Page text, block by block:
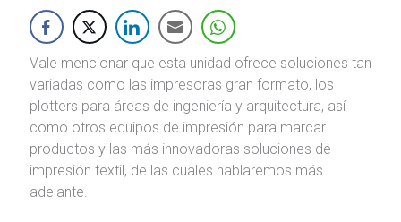
Vale mencionar que esta unidad ofrece soluciones tan
variadas como las impresoras gran formato, los
plotters para áreas de ingeniería y arquitectura, así
como otros equipos de impresión para marcar
productos y las más innovadoras soluciones de
impresión textil, de las cuales hablaremos más
adelante.